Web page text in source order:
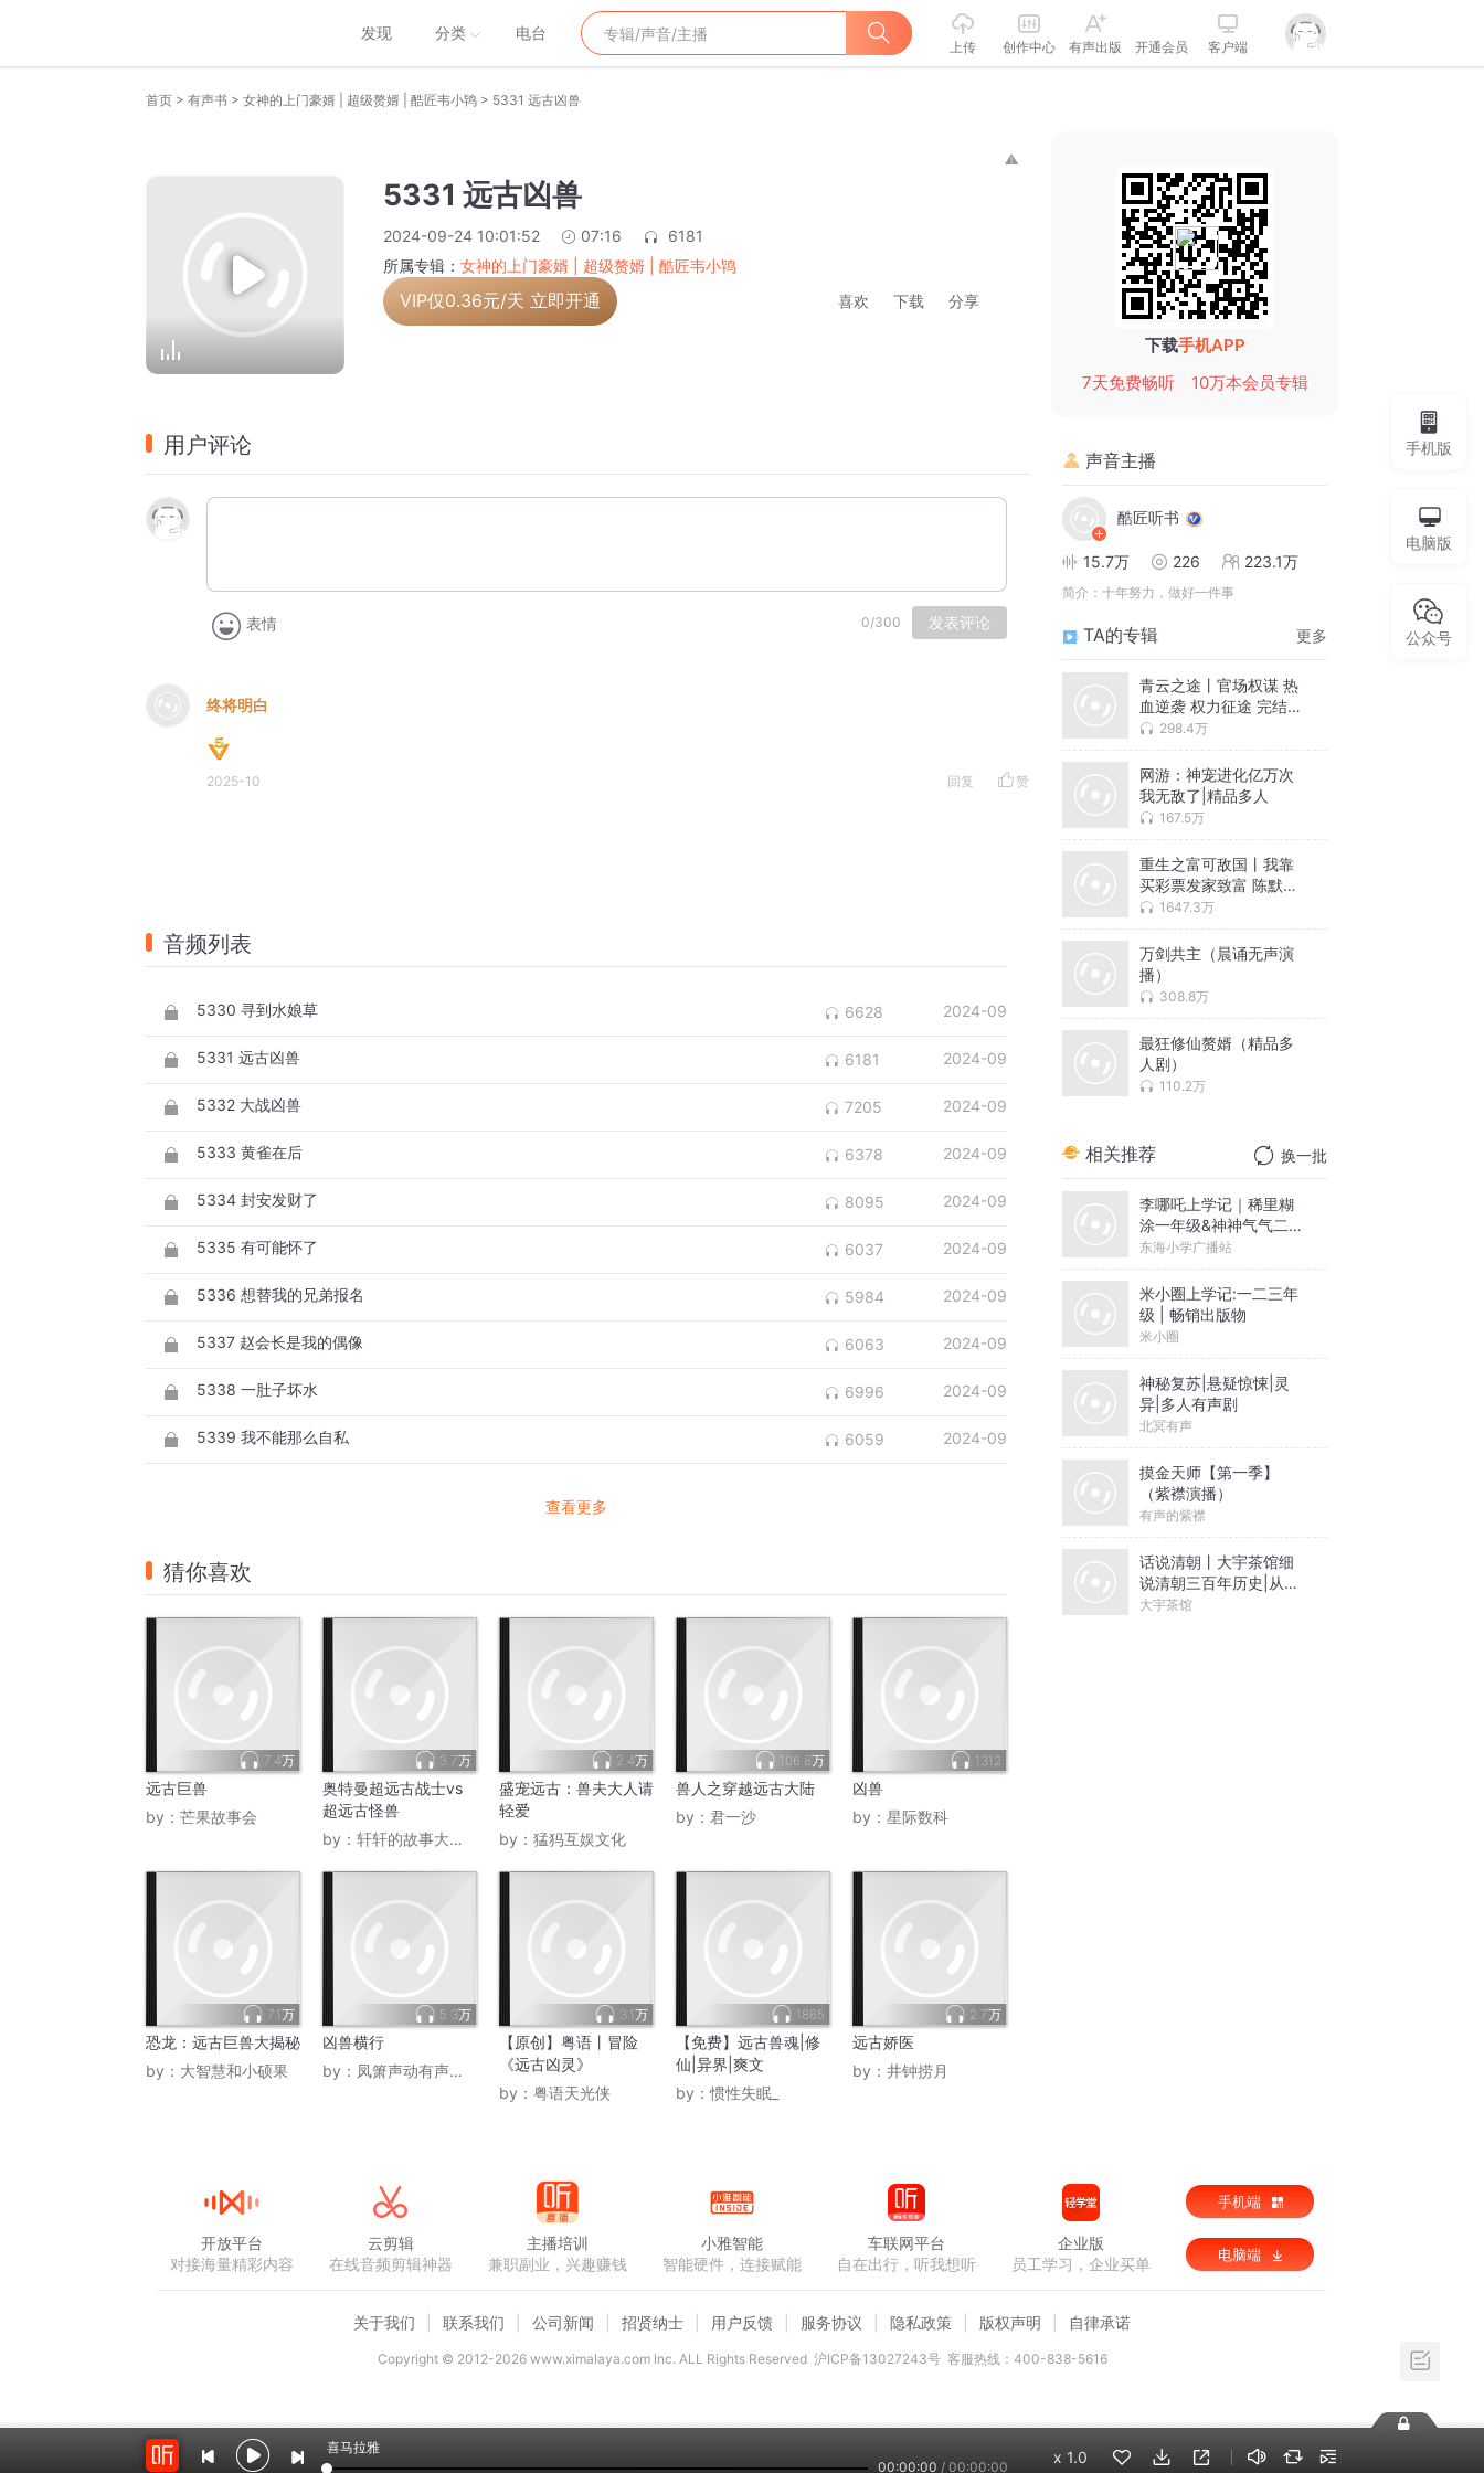
发现 分类 电台
上传 创作中心 有声出版 开通会员 客户端
首页 > 有声书 > 女神的上门豪婿 | 超级赘婿 | 酷匠韦小鸨 > 5331 远古凶兽
5331 远古凶兽
2024-09-24 10:01:52 07:16
6181
所属专辑： 女神的上门豪婿 | 超级赘婿 | 酷匠韦小鸨
VIP仅0.36元/天 立即开通 喜欢 下载 分享
用户评论
表情 0/300 发表评论
终将明白
2025-10 回复 赞
音频列表
5330 寻到水娘草 6628 2024-09
5331 远古凶兽 6181 2024-09
5332 大战凶兽 7205 2024-09
5333 黄雀在后 6378 2024-09
5334 封安发财了 8095 2024-09
5335 有可能怀了 6037 2024-09
5336 想替我的兄弟报名 5984 2024-09
5337 赵会长是我的偶像 6063 2024-09
5338 一肚子坏水 6996 2024-09
5339 我不能那么自私 6059 2024-09
查看更多
猜你喜欢
7.4万
远古巨兽
by： 芒果故事会
3.7万
奥特曼超远古战士vs
超远古怪兽
by： 轩轩的故事大讲堂
2.4万
盛宠远古：兽夫大人请
轻爱
by： 猛犸互娱文化
106.8万
兽人之穿越远古大陆
by： 君一沙
1312
凶兽
by： 星际数科
7.1万
恐龙：远古巨兽大揭秘
by： 大智慧和小硕果
5.3万
凶兽横行
by： 凤箫声动有声故事
3.1万
【原创】粤语丨冒险
《远古凶灵》
by： 粤语天光侠
1865
【免费】远古兽魂|修
仙|异界|爽文
by：惯性失眠_
2.7万
远古娇医
by： 井钟捞月
下载手机APP
7天免费畅听
10万本会员专辑
声音主播
酷匠听书
15.7万 226 223.1万
简介： 十年努力，做好一件事
TA的专辑 更多
青云之途丨官场权谋 热
血逆袭 权力征途 完结爽
听 298.4万
网游：神宠进化亿万次
我无敌了|精品多人
167.5万
重生之富可敌国丨我靠
买彩票发家致富 陈默重
生 1647.3万
万剑共主（晨诵无声演
播）
308.8万
最狂修仙赘婿（精品多
人剧）
110.2万
相关推荐 换一批
李哪吒上学记｜稀里糊
涂一年级&神神气气二年
级
东海小学广播站
米小圈上学记:一二三年
级 | 畅销出版物
米小圈
神秘复苏|悬疑惊悚|灵
异|多人有声剧
北冥有声
摸金天师【第一季】
（紫襟演播）
有声的紫襟
话说清朝丨大宇茶馆细
说清朝三百年历史|从努
尔哈赤到末代皇帝溥仪|
大宇茶馆
手机版
电脑版
公众号
喜马拉雅
00:00:00 / 00:00:00
x 1.0
开放平台
对接海量精彩内容
云剪辑
在线音频剪辑神器
主播培训
兼职副业，兴趣赚钱
小雅智能
智能硬件，连接赋能
车联网平台
自在出行，听我想听
企业版
员工学习，企业买单
手机端
电脑端
关于我们 联系我们 公司新闻 招贤纳士 用户反馈 服务协议 隐私政策 版权声明 自律承诺
Copyright © 2012-2026www.ximalaya.com lnc. ALL Rights Reserved 沪ICP备13027243号 客服热线：400-838-5616